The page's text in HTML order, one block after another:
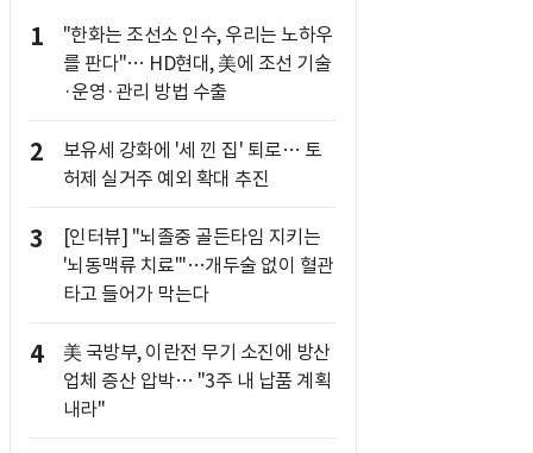
1
"한화는 조선소 인수, 우리는 노하우
를 판다"… HD현대, 美에 조선 기술
·운영·관리 방법 수출
2
보유세 강화에 '세 낀 집' 퇴로… 토
허제 실거주 예외 확대 추진
3
[인터뷰] "뇌졸중 골든타임 지키는
'뇌동맥류 치료'"…개두술 없이 혈관
타고 들어가 막는다
4
美 국방부, 이란전 무기 소진에 방산
업체 증산 압박… "3주 내 납품 계획
내라"